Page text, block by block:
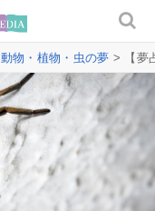
動物・植物・虫の夢 > 【夢